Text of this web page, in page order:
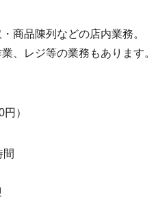
商品陳列などの店内業務。
、レジ等の業務もあります。
）